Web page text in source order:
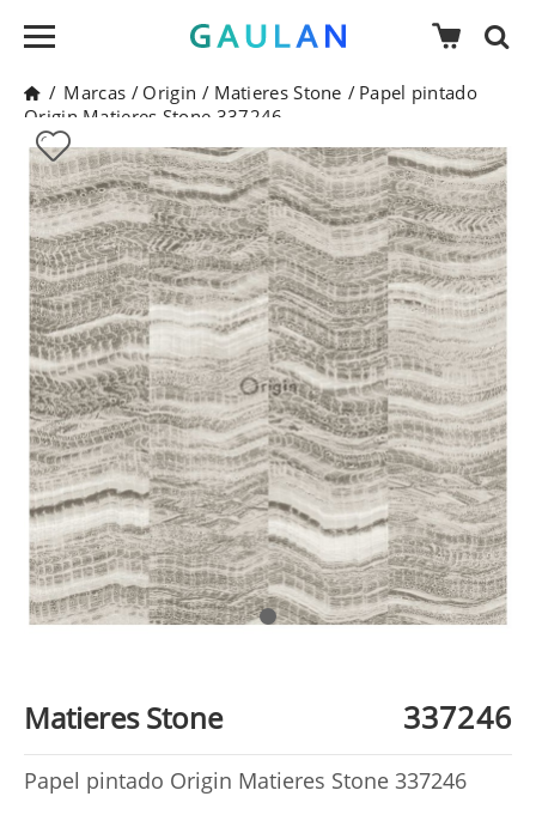
/ Marcas / Origin / Matieres Stone / Papel pintado
Origin Matieres Stone 337246
Matieres Stone 337246
Papel pintado Origin Matieres Stone 337246